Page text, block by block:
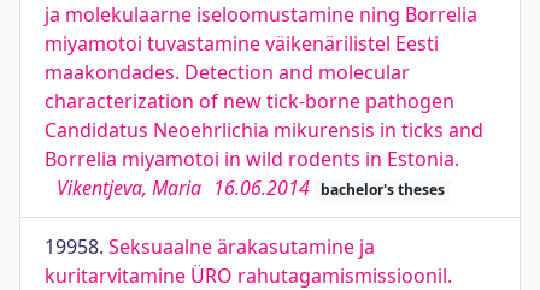
ja molekulaarne iseloomustamine ning Borrelia
miyamotoi tuvastamine väikenärilistel Eesti
maakondades. Detection and molecular
characterization of new tick-borne pathogen
Candidatus Neoehrlichia mikurensis in ticks and
Borrelia miyamotoi in wild rodents in Estonia.
Vikentjeva, Maria 16.06.2014 bachelor's theses
19958. Seksuaalne ärakasutamine ja
kuritarvitamine ÜRO rahutagamismissioonil.